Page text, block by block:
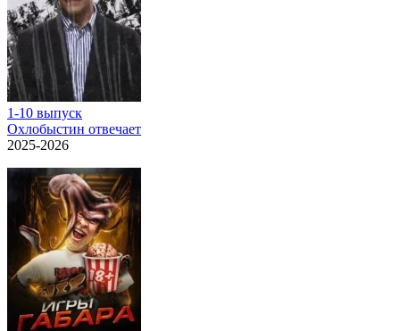
1-10 выпуск
Охлобыстин отвечает
2025-2026